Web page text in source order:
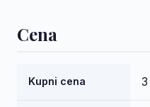
Cena
Kupni cena